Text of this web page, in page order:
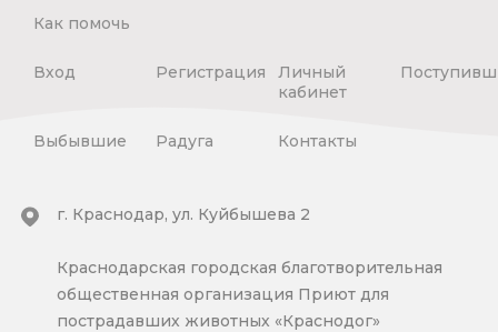
Как помочь
Вход Регистрация
Личный
кабинет
Выбывшие Радуга Контакты
г. Краснодар, ул. Куйбышева 2
Краснодарская городская благотворительная
общественная организация Приют для
пострадавших животных «Краснодог»